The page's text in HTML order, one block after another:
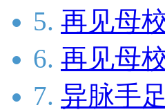
5. 再见母
6. 再见母
7. 异脉手